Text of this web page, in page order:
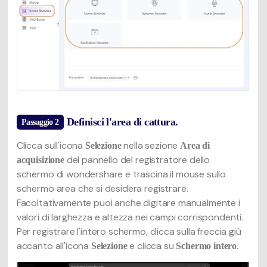
Passaggio 2 Definisci l'area di cattura.
Clicca sull'icona Selezionenella sezioneArea di
acquisizionedel pannello del registratore dello
schermo di wondershare e trascina il mouse sullo
schermo area che si desidera registrare.
Facoltativamente puoi anche digitare manualmente i
valori di larghezza e altezza nei campi corrispondenti.
Per registrare l'intero schermo, clicca sulla freccia giù
accanto all'icona Selezionee clicca su Schermo intero.